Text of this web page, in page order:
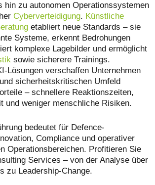
hin zu autonomen Operationssystemen
Cyberverteidigung. Künstliche
etabliert neue Standards – sie
Systeme, erkennt Bedrohungen
komplexe Lagebilder und ermöglicht
sowie sicherere Trainings.
Lösungen verschaffen Unternehmen
sicherheitskritischen Umfeld
– schnellere Reaktionszeiten,
und weniger menschliche Risiken.
bedeutet für Defence-
Compliance und operativer
Operationsbereichen. Profitieren Sie
Services – von der Analyse über
zu Leadership-Change.